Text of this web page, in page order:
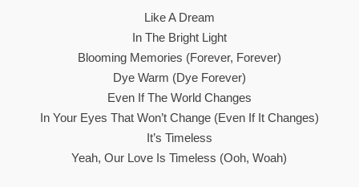
Like A Dream
In The Bright Light
Blooming Memories (forever, Forever)
Dye Warm (dye Forever)
Even If The World Changes
In Your Eyes That Won’t Change (even If It Changes)
It’s Timeless
Yeah, Our Love Is Timeless (Ooh, Woah)